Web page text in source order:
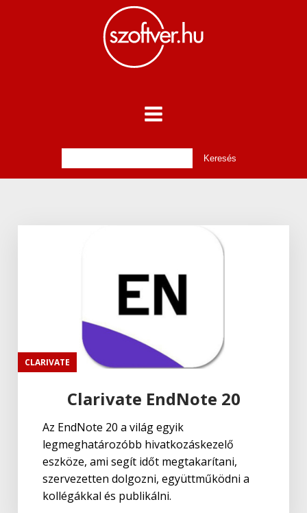
CLARIVATE
Clarivate EndNote 20
Az EndNote 20 a világ egyik
legmeghatározóbb hivatkozáskezelő
eszköze, ami segít időt megtakarítani,
szervezetten dolgozni, együttműködni a
kollégákkal és publikálni.